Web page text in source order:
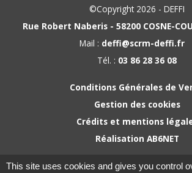
©Copyright 2026 - DEFFI
Rue Robert Naberis - 58200 COSNE-
Mail : deffi@scrm-deffi.fr
Tél. : 03 86 28 36 08
Conditions Générales de
Gestion des cookies
Crédits et mentions
Réalisation AB6NET
This site uses cookies and gives you control